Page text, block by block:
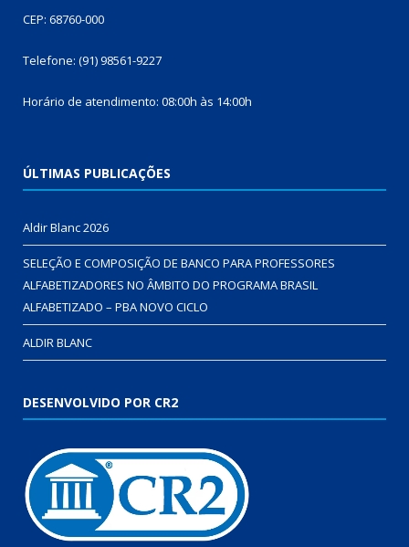
CEP: 68760-000
Telefone: (91) 98561-9227
Horário de atendimento: 08:00h às 14:00h
ÚLTIMAS PUBLICAÇÕES
Aldir Blanc 2026
SELEÇÃO E COMPOSIÇÃO DE BANCO PARA PROFESSORES
ALFABETIZADORES NO ÂMBITO DO PROGRAMA BRASIL
ALFABETIZADO – PBA NOVO CICLO
ALDIR BLANC
DESENVOLVIDO POR CR2